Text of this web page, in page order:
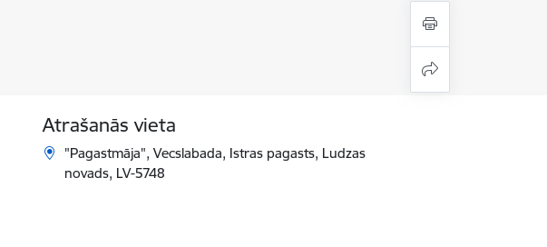
Atrašanās vieta
"Pagastmāja", Vecslabada, Istras pagasts, Ludzas
novads, LV-5748